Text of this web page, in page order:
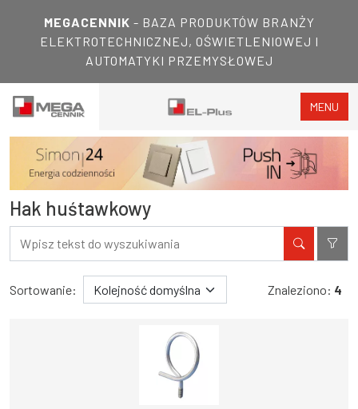
MEGACENNIK - BAZA PRODUKTÓW BRANŻY
ELEKTROTECHNICZNEJ, OŚWIETLENIOWEJ I
AUTOMATYKI PRZEMYSŁOWEJ
MENU
Hak huśtawkowy
Filtry
Wyniki wyszukiwania
Sortowanie: Znaleziono: 4